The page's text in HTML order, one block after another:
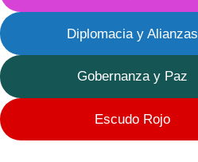
Diplomacia y Alianzas
Gobernanza y Paz
Escudo Rojo